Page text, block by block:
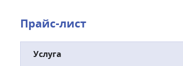
Прайс-лист
Услуга